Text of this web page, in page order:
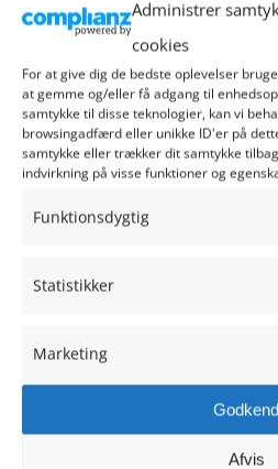
Administrer
cookies
For at give dig de bedste oplevelser
at gemme og/eller få adgang til
samtykke til disse teknologier, kan vi
browsingadfærd eller unikke ID'er på
samtykke eller trækker dit samtykke
indvirkning på visse funktioner og
Funktionsdygtig
Statistikker
Marketing
Godkend
Afvis
Christiansfeldvej 20